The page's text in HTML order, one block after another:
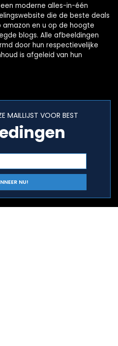
moderne alles-in-één
die de beste deals
en u op de hoogte
blogs. Alle afbeeldingen
door hun respectievelijke
is afgeleid van hun
MAILLIJST VOOR BEST